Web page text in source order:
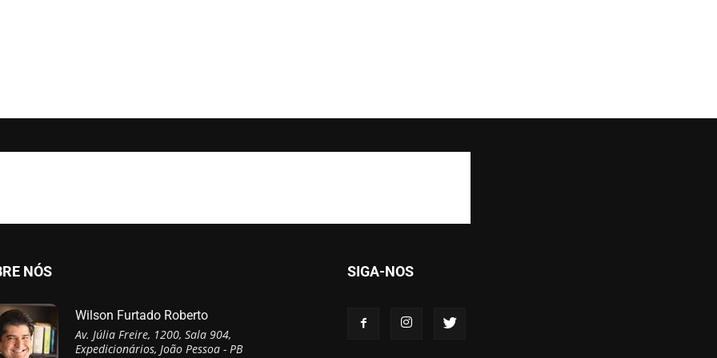
NÓS
Wilson Furtado Roberto
Av. Júlia Freire, 1200, Sala 904,
Expedicionários, João Pessoa - PB
SIGA-NOS